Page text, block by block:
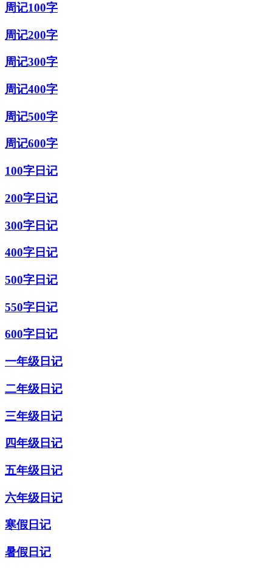
周记100字
周记200字
周记300字
周记400字
周记500字
周记600字
100字日记
200字日记
300字日记
400字日记
500字日记
550字日记
600字日记
一年级日记
二年级日记
三年级日记
四年级日记
五年级日记
六年级日记
寒假日记
暑假日记